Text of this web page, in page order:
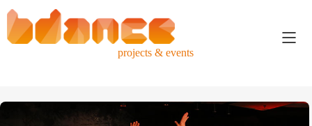
projects & events